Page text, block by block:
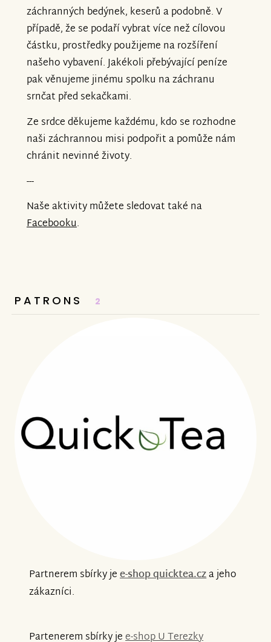
záchranných bedýnek, keserů a podobně. V
případě, že se podaří vybrat více než cílovou
částku, prostředky použijeme na rozšíření
našeho vybavení. Jakékoli přebývající peníze
pak věnujeme jinému spolku na záchranu
srnčat před sekačkami.
Ze srdce děkujeme každému, kdo se rozhodne
naši záchrannou misi podpořit a pomůže nám
chránit nevinné životy.
---
Naše aktivity můžete sledovat také na
Facebooku.
PATRONS 2
Partnerem sbírky jee-shop quicktea.cza jeho
zákazníci.
Partenerem sbírky jee-shop U Terezky